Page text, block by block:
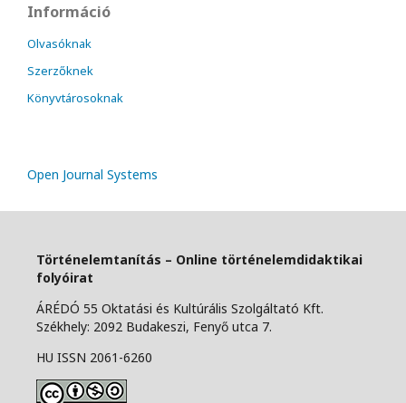
Információ
Olvasóknak
Szerzőknek
Könyvtárosoknak
Open Journal Systems
Történelemtanítás – Online történelemdidaktikai
folyóirat
ÁRÉDÓ 55 Oktatási és Kultúrális Szolgáltató Kft.
Székhely: 2092 Budakeszi, Fenyő utca 7.
HU ISSN 2061-6260